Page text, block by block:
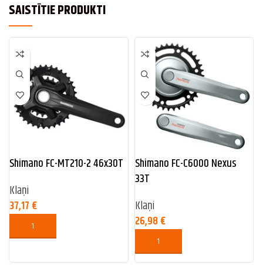
SAISTĪTIE PRODUKTI
Shimano FC-MT210-2 46x30T
Klaņi
37,17 €
Shimano FC-C6000 Nexus
33T
Klaņi
26,98€